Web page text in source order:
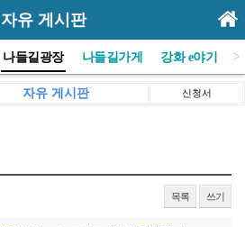
자유 게시판
나들길광장 나들길가게 강화 e야기 >
자유 게시판 신청서
목록 쓰기